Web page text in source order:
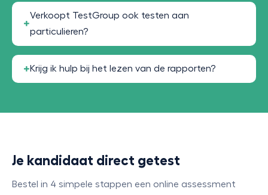
Verkoopt TestGroup ook testen aan
particulieren?
Krijg ik hulp bij het lezen van de rapporten?
Je kandidaat direct getest
Bestel in 4 simpele stappen een online assessment